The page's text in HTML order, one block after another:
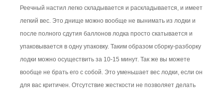
Реечный настил легко складывается и раскладывается, и имеет
легкий вес. Это днище можно вообще не вынимать из лодки и
после полного сдутия баллонов лодка просто скатывается и
упаковывается в одну упаковку. Таким образом сборку-разборку
лодки можно осуществить за 10-15 минут. Так же вы можете
вообще не брать его с собой. Это уменьшает вес лодки, если он
для вас критичен. Отсутствие жесткости не позволяет делать